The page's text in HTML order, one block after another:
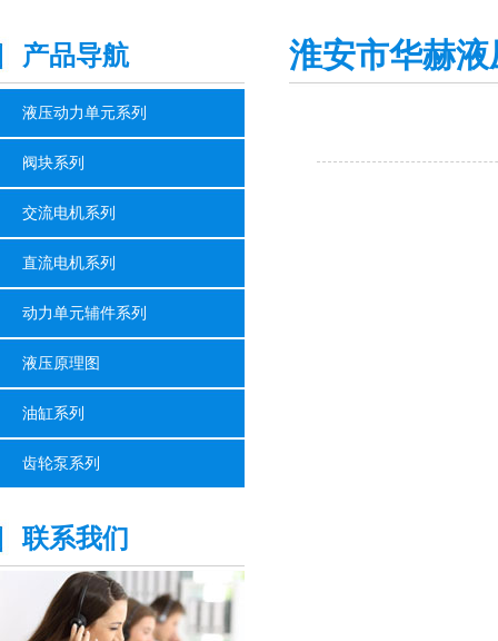
产品导航
液压动力单元系列
阀块系列
交流电机系列
直流电机系列
动力单元辅件系列
液压原理图
油缸系列
齿轮泵系列
联系我们
淮安市华赫